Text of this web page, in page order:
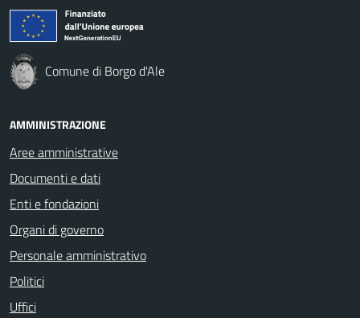
Comune di Borgo d'Ale
AMMINISTRAZIONE
Aree amministrative
Documenti e dati
Enti e fondazioni
Organi di governo
Personale amministrativo
Politici
Uffici